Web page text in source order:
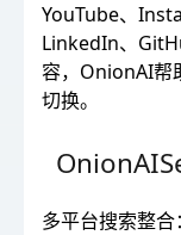
YouTube、
LinkedIn、
容，OnionAI帮
切换。
多平台搜索整